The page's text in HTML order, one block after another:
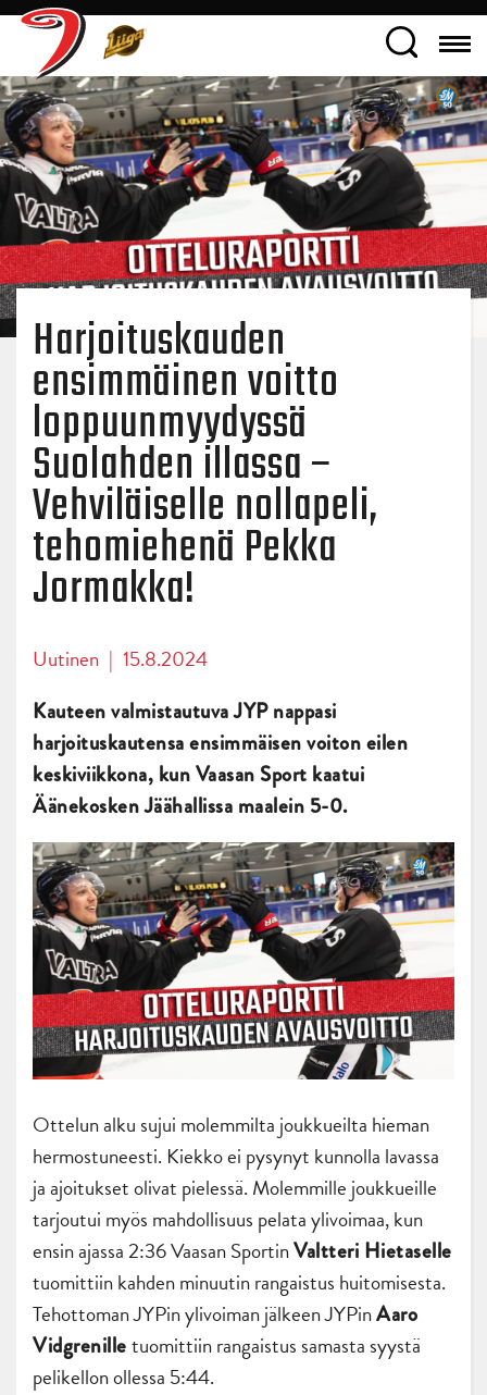
Harjoituskauden
ensimmäinen voitto
loppuunmyydyssä
Suolahden illassa –
Vehviläiselle nollapeli,
tehomiehenä Pekka
Jormakka!
Uutinen | 15.8.2024
Kauteen valmistautuva JYP nappasi
harjoituskautensa ensimmäisen voiton eilen
keskiviikkona, kun Vaasan Sport kaatui
Äänekosken Jäähallissa maalein 5-0.
Ottelun alku sujui molemmilta joukkueilta hieman
hermostuneesti. Kiekko ei pysynyt kunnolla lavassa
ja ajoitukset olivat pielessä. Molemmille joukkueille
tarjoutui myös mahdollisuus pelata ylivoimaa, kun
ensin ajassa 2:36 Vaasan SportinValtteri Hietaselle
tuomittiin kahden minuutin rangaistus huitomisesta.
Tehottoman JYPin ylivoiman jälkeen JYPinAaro
Vidgrenilletuomittiin rangaistus samasta syystä
pelikellon ollessa 5:44.